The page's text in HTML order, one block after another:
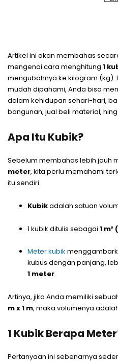
Artikel ini akan membahas
mengenai cara menghitung 1
mengubahnya ke kilogram (kg).
mudah dipahami, Anda bisa
dalam kehidupan sehari-hari,
bangunan, jual beli material,
Apa Itu Kubik?
Sebelum membahas lebih jauh
meter, kita perlu memahami
itu sendiri.
Kubikadalah satuan
1 kubik ditulis sebagai 1
Meter kubik
kubus dengan panjang,
1 meter.
Artinya, jika Anda memiliki
m x 1 m, maka volumenya
1 Kubik Berapa
Pertanyaan ini sebenarnya